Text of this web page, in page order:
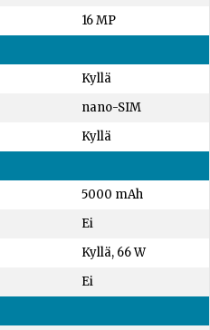
16 MP
Kyllä
nano-SIM
Kyllä
5000 mAh
Ei
Kyllä, 66 W
Ei